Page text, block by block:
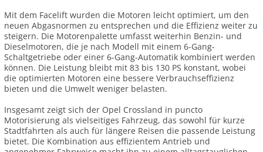
Mit dem Facelift wurden die Motoren leicht optimiert, um den
neuen Abgasnormen zu entsprechen und die Effizienz weiter zu
steigern. Die Motorenpalette umfasst weiterhin Benzin- und
Dieselmotoren, die je nach Modell mit einem 6-Gang-
Schaltgetriebe oder einer 6-Gang-Automatik kombiniert werden
können. Die Leistung bleibt mit 83 bis 130 PS konstant, wobei
die optimierten Motoren eine bessere Verbrauchseffizienz
bieten und die Umwelt weniger belasten.
Insgesamt zeigt sich der Opel Crossland in puncto
Motorisierung als vielseitiges Fahrzeug, das sowohl für kurze
Stadtfahrten als auch für längere Reisen die passende Leistung
bietet. Die Kombination aus effizientem Antrieb und